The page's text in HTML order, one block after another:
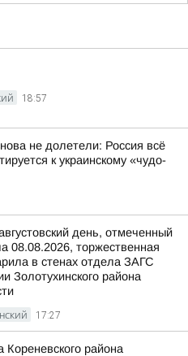
18:57
не долетели: Россия всё
к украинскому «чудо-
день, отмеченный
08.08.2026, торжественная
в стенах отдела ЗАГС
Золотухинского района
17:27
Кореневского района